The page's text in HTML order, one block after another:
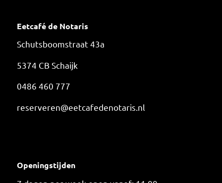
Eetcafé de Notaris
Schutsboomstraat 43a
5374 CB Schaijk
0486 460 777
reserveren@eetcafedenotaris.nl
Openingstijden